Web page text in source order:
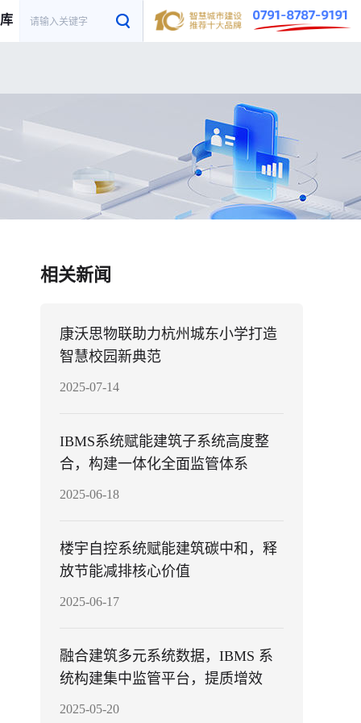
相关新闻
康沃思物联助力杭州城东小学打造
智慧校园新典范
2025-07-14
IBMS系统赋能建筑子系统高度整
合，构建一体化全面监管体系
2025-06-18
楼宇自控系统赋能建筑碳中和，释
放节能减排核心价值
2025-06-17
融合建筑多元系统数据，IBMS 系
统构建集中监管平台，提质增效
2025-05-20